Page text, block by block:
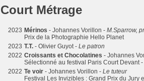
Court Métrage
2023 Mérinos - Johannes Vorillon - M.Sparrow,
Prix de la Photographie Hello Planet
2023 T.T. - Olivier Guyot - Le patron
2022 Croissants et Chocolatines - Johannes
Sélectionné au festival Paris Court Devant
2022 Te voir - Johannes Vorillon - Le tuteur
Festival Les Invizibles : Grand Prix du Jury